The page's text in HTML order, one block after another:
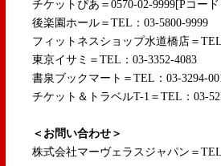
チケットぴあ＝0570-02-9999[Pコー
後楽園ホール＝TEL：03-5800-9999
フィットネスショップ水道橋店＝
東京イサミ＝TEL：03-3352-4083
書泉ブックマート＝TEL：03-3294-
チケット＆トラベルT-1＝TEL：03-
＜お問い合わせ＞
株式会社マーヴェラスジャパン＝